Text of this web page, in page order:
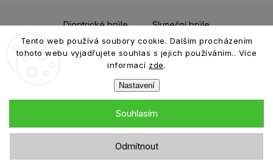
Tento web používá soubory cookie. Dalším procházením
tohoto webu vyjadřujete souhlas s jejich používáním.. Více
informací zde.
Nastavení
Odmítnout
Souhlasím
Dioptrické brýle
Sluneční brýle
Sportovní brýle
Kontaktní čočky
Roztoky a oční kapky
Copyright 2026eiffeloptic.cz. Všechna práva vyhrazena.